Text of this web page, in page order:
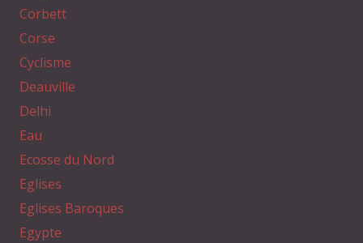
Corbett
Corse
Cyclisme
Deauville
Delhi
Eau
Ecosse du Nord
Eglises
Eglises Baroques
Egypte